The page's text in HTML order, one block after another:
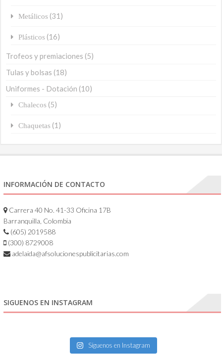
Metálicos (31)
Plásticos (16)
Trofeos y premiaciones (5)
Tulas y bolsas (18)
Uniformes - Dotación (10)
Chalecos (5)
Chaquetas (1)
INFORMACIÓN DE CONTACTO
Carrera 40 No. 41-33 Oficina 17B
Barranquilla, Colombia
(605) 2019588
(300) 8729008
adelaida@afsolucionespublicitarias.com
SIGUENOS EN INSTAGRAM
Síguenos en Instagram